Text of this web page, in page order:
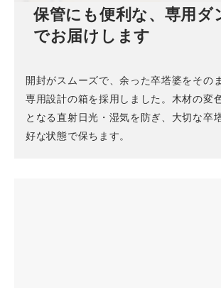
保管にも便利な、専用ダ
でお届けします
開封がスムーズで、余った卒塔婆をその
専用設計の箱を採用しました。木材の変
となる直射日光・湿気を防ぎ、大切な卒
好な状態で保ちます。